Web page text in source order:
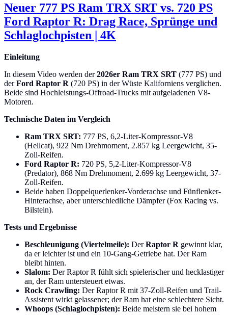
Neuer 777 PS Ram TRX SRT vs. 720 PS
Ford Raptor R: Drag Race, Sprünge und
Schlaglochpisten | 4K
Einleitung
In diesem Video werden der2026er Ram TRX SRT (777 PS) und
derFord Raptor R (720 PS) in der Wüste Kaliforniens verglichen.
Beide sind Hochleistungs-Offroad-Trucks mit aufgeladenen V8-
Motoren.
Technische Daten im Vergleich
Ram TRX SRT: 777 PS, 6,2-Liter-Kompressor-V8
(Hellcat), 922 Nm Drehmoment, 2.857 kg Leergewicht, 35-
Zoll-Reifen.
Ford Raptor R: 720 PS, 5,2-Liter-Kompressor-V8
(Predator), 868 Nm Drehmoment, 2.699 kg Leergewicht, 37-
Zoll-Reifen.
Beide haben Doppelquerlenker-Vorderachse und Fünflenker-
Hinterachse, aber unterschiedliche Dämpfer (Fox Racing vs.
Bilstein).
Tests und Ergebnisse
Beschleunigung (Viertelmeile): DerRaptor R gewinnt klar,
da er leichter ist und ein 10-Gang-Getriebe hat. Der Ram
bleibt hinten.
Slalom: Der Raptor R fühlt sich spielerischer und hecklastiger
an, der Ram untersteuert etwas.
Rock Crawling: Der Raptor R mit 37-Zoll-Reifen und Trail-
Assistent wirkt gelassener; der Ram hat eine schlechtere Sicht.
Whoops (Schlaglochpisten): Beide meistern sie bei hohem